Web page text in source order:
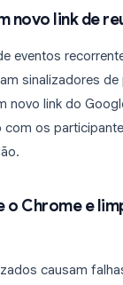
novo link de
eventos
sinalizadores de
novo link do
os
o Chrome e
causam